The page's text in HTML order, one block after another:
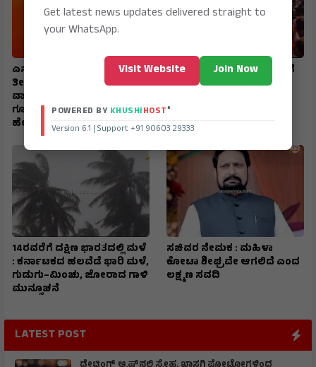
ಎನ್‌ಕ್ರಿಪ್ಟೆಡ್‌ ಕಾಲ್‌, ರಹಸ್ಯ ಕಡತ,
ತೀವ್ರ ನಿಗಾ : ಪೊಲೀಸರು
ವಾಯುಪಡೆಯ ಹನಿಟ್ರ್ಯಾಪ್–
ಗೂಢಚಾರಿಕೆ ಜಾಲ ಭೇದಿಸಿದ್ದು
ಹೇಗೆ…?
ತವರಿನಲ್ಲಿ ಸಚಿವ ಲಕ್ಷ್ಮಣ ಸವದಿಗೆ
ಅದ್ಧೂರಿ ಸ್ವಾಗತ : ಭಾವುಕರಾದ
14ರವರೆಗೆ ದಕ್ಷಿಣ ಭಾರತದಲ್ಲಿ ಮಳೆ
: ಕರ್ನಾಟಕದ ಹಲವೆಡೆ ಭಾರಿ ಮಳೆ,
ಗುಡುಗು–ಮಿಂಚು, ಜೋರಾದ ಗಾಳಿ
ಮುನ್ಸೂಚನೆ
ಸಚಿವರ ನೇಮಕ : ಮಹಿಳಾ
ಕೋಟಾ ಶೀಘ್ರವೇ ಆಗಲಿದೆ ಎಂದ
ಲಕ್ಷ್ಮಣ ಸವದಿ
LATEST POST
Get latest news updates delivered straight to
your WhatsApp.
Visit Website Join Now
POWERED BY KHUSHIHOST®
Version 6.1 | Support +91 90603 29333